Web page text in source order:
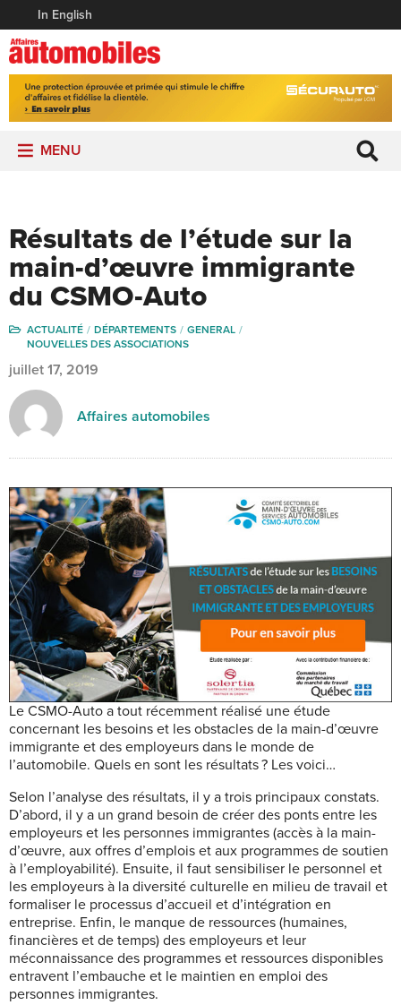
In English
MENU
Résultats de l’étude sur la
main-d’œuvre immigrante
du CSMO-Auto
ACTUALITÉ DÉPARTEMENTS
GENERAL
NOUVELLES DES ASSOCIATIONS
juillet 17, 2019
Affaires automobiles
Le CSMO-Auto a tout récemment réalisé une étude
concernant les besoins et les obstacles de la main-d’œuvre
immigrante et des employeurs dans le monde de
l’automobile. Quels en sont les résultats ? Les voici…
Selon l’analyse des résultats, il y a trois principaux constats.
D’abord, il y a un grand besoin de créer des ponts entre les
employeurs et les personnes immigrantes (accès à la main-
d’œuvre, aux offres d’emplois et aux programmes de soutien
à l’employabilité). Ensuite, il faut sensibiliser le personnel et
les employeurs à la diversité culturelle en milieu de travail et
formaliser le processus d’accueil et d’intégration en
entreprise. Enfin, le manque de ressources (humaines,
financières et de temps) des employeurs et leur
méconnaissance des programmes et ressources disponibles
entravent l’embauche et le maintien en emploi des
personnes immigrantes.